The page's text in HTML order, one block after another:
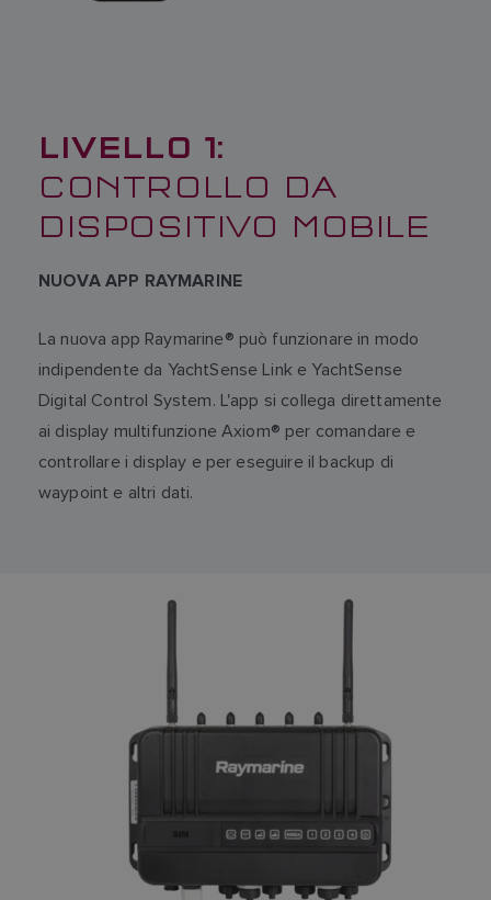
LIVELLO 1:
CONTROLLO DA
DISPOSITIVO MOBILE
NUOVA APP RAYMARINE
La nuova app Raymarine® può funzionare in modo
indipendente da YachtSense Link e YachtSense
Digital Control System. L'app si collega direttamente
ai display multifunzione Axiom® per comandare e
controllare i display e per eseguire il backup di
waypoint e altri dati.